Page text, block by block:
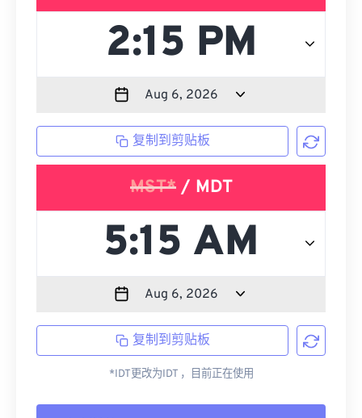
复制到剪贴板
MST*/ MDT
复制到剪贴板
*IDT更改为IDT ，目前正在使用